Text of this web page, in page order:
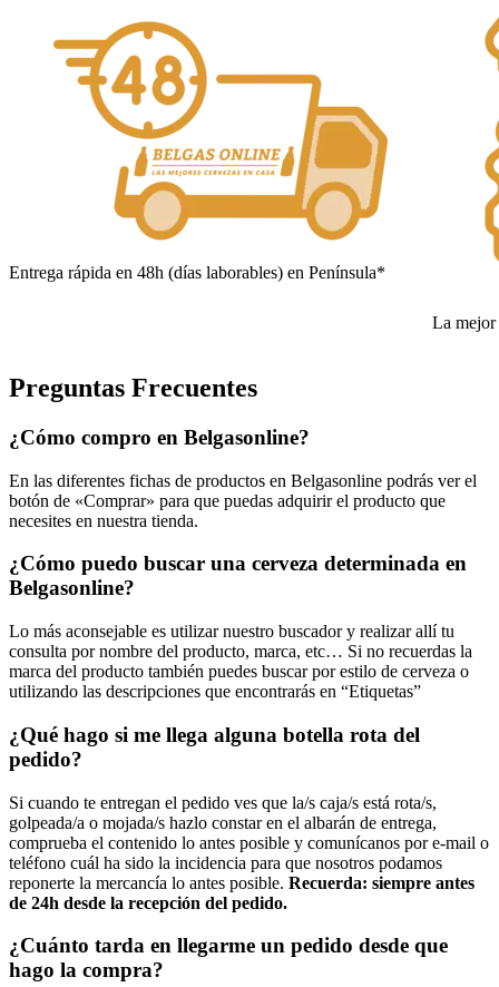
Entrega rápida en 48h (días laborables) en Península*
La mejor
Preguntas Frecuentes
¿Cómo compro en Belgasonline?
En las diferentes fichas de productos en Belgasonline podrás ver el
botón de «Comprar» para que puedas adquirir el producto que
necesites en nuestra tienda.
¿Cómo puedo buscar una cerveza determinada en
Belgasonline?
Lo más aconsejable es utilizar nuestro buscador y realizar allí tu
consulta por nombre del producto, marca, etc… Si no recuerdas la
marca del producto también puedes buscar por estilo de cerveza o
utilizando las descripciones que encontrarás en “Etiquetas”
¿Qué hago si me llega alguna botella rota del
pedido?
Si cuando te entregan el pedido ves que la/s caja/s está rota/s,
golpeada/a o mojada/s hazlo constar en el albarán de entrega,
comprueba el contenido lo antes posible y comunícanos por e-mail o
teléfono cuál ha sido la incidencia para que nosotros podamos
reponerte la mercancía lo antes posible. Recuerda: siempre antes
de 24h desde la recepción del pedido.
¿Cuánto tarda en llegarme un pedido desde que
hago la compra?